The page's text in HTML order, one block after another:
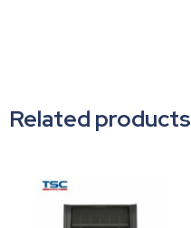
Related products